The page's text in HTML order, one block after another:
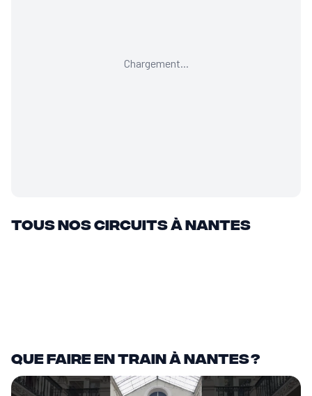
Chargement...
Tous nos circuits à Nantes
Que faire en train à Nantes ?